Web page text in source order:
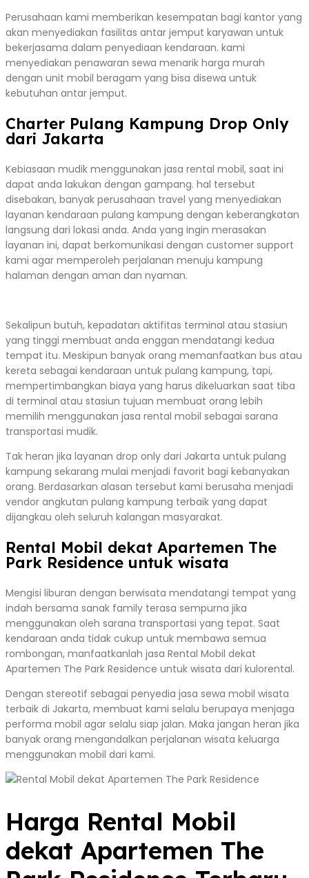
Perusahaan kami memberikan kesempatan bagi kantor yang
akan menyediakan fasilitas antar jemput karyawan untuk
bekerjasama dalam penyediaan kendaraan. kami
menyediakan penawaran sewa menarik harga murah
dengan unit mobil beragam yang bisa disewa untuk
kebutuhan antar jemput.
Charter Pulang Kampung Drop Only
dari Jakarta
Kebiasaan mudik menggunakan jasa rental mobil, saat ini
dapat anda lakukan dengan gampang. hal tersebut
disebakan, banyak perusahaan travel yang menyediakan
layanan kendaraan pulang kampung dengan keberangkatan
langsung dari lokasi anda. Anda yang ingin merasakan
layanan ini, dapat berkomunikasi dengan customer support
kami agar memperoleh perjalanan menuju kampung
halaman dengan aman dan nyaman.
Sekalipun butuh, kepadatan aktifitas terminal atau stasiun
yang tinggi membuat anda enggan mendatangi kedua
tempat itu. Meskipun banyak orang memanfaatkan bus atau
kereta sebagai kendaraan untuk pulang kampung, tapi,
mempertimbangkan biaya yang harus dikeluarkan saat tiba
di terminal atau stasiun tujuan membuat orang lebih
memilih menggunakan jasa rental mobil sebagai sarana
transportasi mudik.
Tak heran jika layanan drop only dari Jakarta untuk pulang
kampung sekarang mulai menjadi favorit bagi kebanyakan
orang. Berdasarkan alasan tersebut kami berusaha menjadi
vendor angkutan pulang kampung terbaik yang dapat
dijangkau oleh seluruh kalangan masyarakat.
Rental Mobil dekat Apartemen The
Park Residence untuk wisata
Mengisi liburan dengan berwisata mendatangi tempat yang
indah bersama sanak family terasa sempurna jika
menggunakan oleh sarana transportasi yang tepat. Saat
kendaraan anda tidak cukup untuk membawa semua
rombongan, manfaatkanlah jasa Rental Mobil dekat
Apartemen The Park Residence untuk wisata dari kulorental.
Dengan stereotif sebagai penyedia jasa sewa mobil wisata
terbaik di Jakarta, membuat kami selalu berupaya menjaga
performa mobil agar selalu siap jalan. Maka jangan heran jika
banyak orang mengandalkan perjalanan wisata keluarga
menggunakan mobil dari kami.
Harga Rental Mobil
dekat Apartemen The